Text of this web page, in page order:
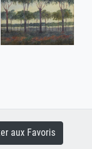
aux Favoris